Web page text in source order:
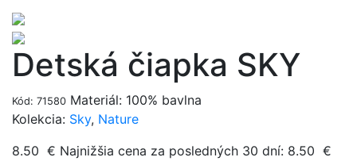
Detská čiapka SKY
Kód: 71580 Materiál: 100% bavlna
Kolekcia: Sky, Nature
8.50 € Najnižšia cena za posledných 30 dní: 8.50 €